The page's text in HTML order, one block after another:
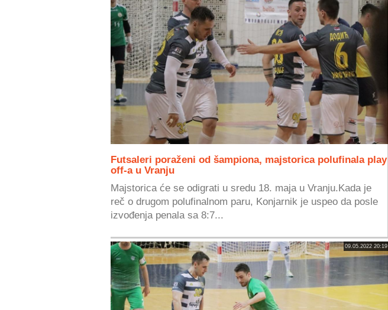
Futsaleri poraženi od šampiona, majstorica polufinala play
off-a u Vranju
Majstorica će se odigrati u sredu 18. maja u Vranju.Kada je
reč o drugom polufinalnom paru, Konjarnik je uspeo da posle
izvođenja penala sa 8:7...
09.05.2022 20:19